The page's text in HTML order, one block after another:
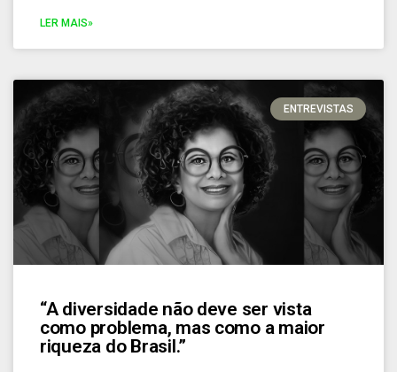
LER MAIS»
ENTREVISTAS
“A diversidade não deve ser vista
como problema, mas como a maior
riqueza do Brasil.”